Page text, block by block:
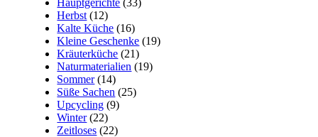
Herbst (12)
Kalte Küche (16)
Kleine Geschenke (19)
Kräuterküche (21)
Naturmaterialien (19)
Sommer(14)
Süße Sachen (25)
Upcycling (9)
Winter(22)
Zeitloses (22)